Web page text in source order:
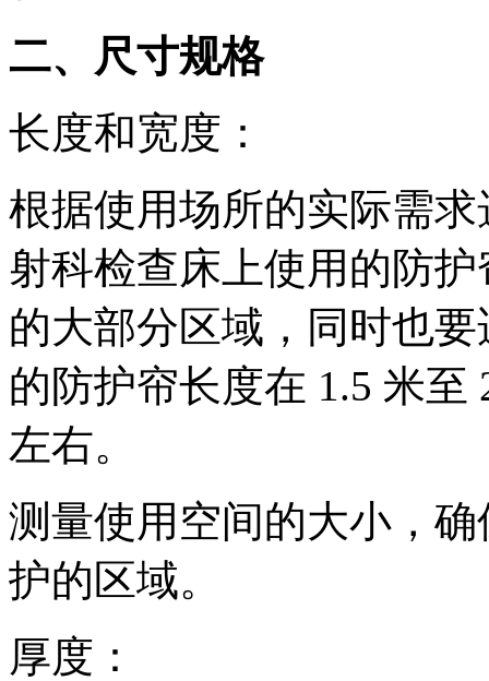
二、尺寸规格
长度和宽度：
根据使用场所的实际需
射科检查床上使用的防
的大部分区域，同时也
的防护帘长度在 1.5 米至
左右。
测量使用空间的大小，
护的区域。
厚度：